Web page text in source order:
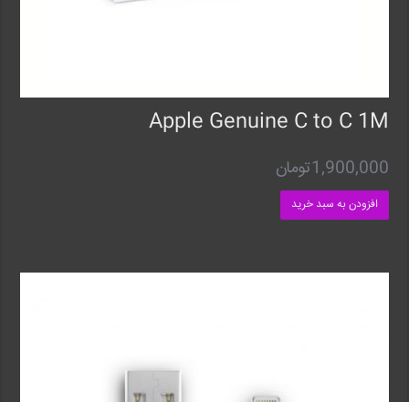
Apple Genuine C to C 1M
1,900,000تومان
افزودن به سبد خرید